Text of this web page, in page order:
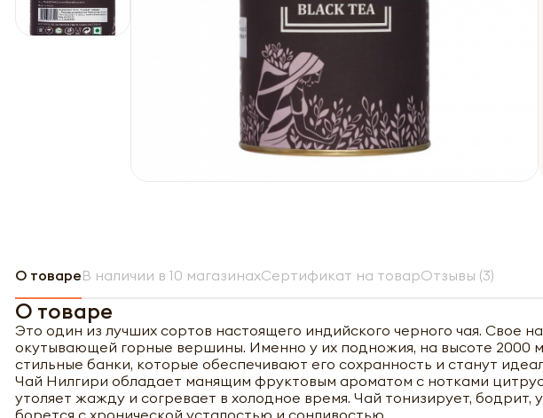
О товареВ наличии в 10 магазинахСертификат на товарОтзывы (3)
О товаре
Это один из лучших сортов настоящего индийского черного чая. Свое
окутывающей горные вершины. Именно у их подножия, на высоте 2000
стильные банки, которые обеспечивают его сохранность и станут
Чай Нилгири обладает манящим фруктовым ароматом с нотками
утоляет жажду и согревает в холодное время. Чай тонизирует, бодрит,
борется с хронической усталостью и сонливостью.